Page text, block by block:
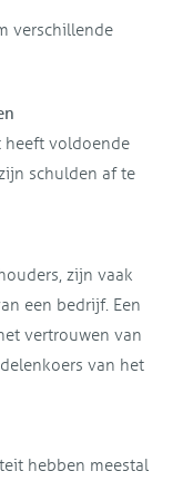
verschillende
heeft voldoende
schulden af te
zijn vaak
een bedrijf. Een
vertrouwen van
van het
hebben meestal